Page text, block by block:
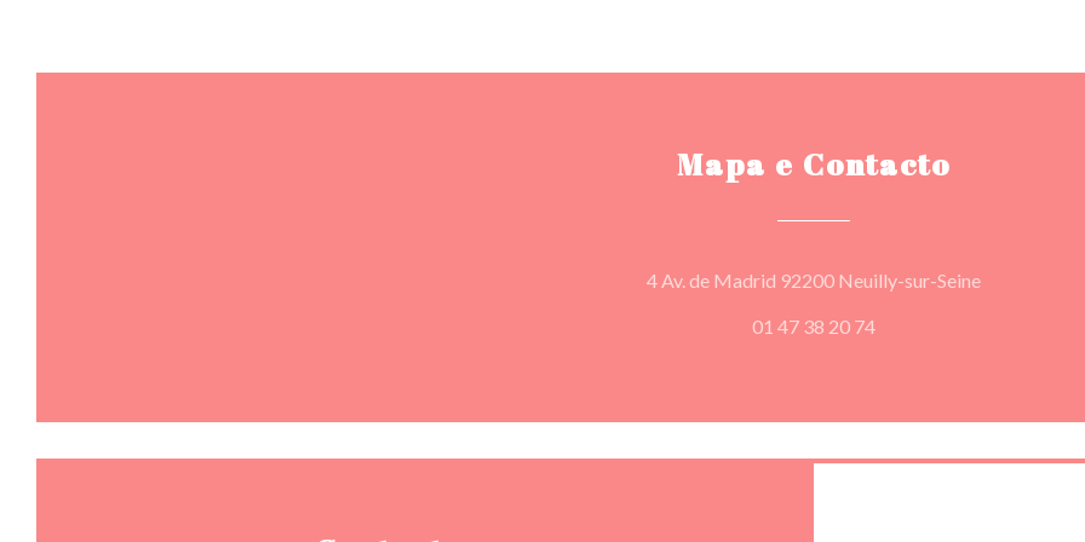
Mapa e Contacto
4 Av. de Madrid 92200 Neuilly-sur-Seine((abre numa
01 47 38 20 74